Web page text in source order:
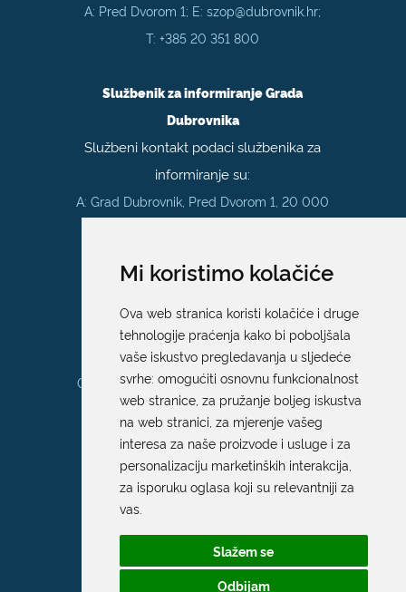
Mi koristimo kolačiće
Ova web stranica koristi kolačiće i druge
tehnologije praćenja kako bi poboljšala
vaše iskustvo pregledavanja u sljedeće
svrhe: omogućiti osnovnu funkcionalnost
web stranice, za pružanje boljeg iskustva
na web stranici za mjerenje vašeg
interesa za naše proizvode i usluge i za
personalizaciju marketinških interakcija
za isporuku oglasa koji su relevantniji za
vas.
Slažem se
Odbijam
A: Pred Dvorom 1; E:szop@dubrovnik.hr;
T:+385 20 351 800
Službenik za informiranje Grada
Dubrovnika
Službeni kontakt podaci službenika za
informiranje su:
A: Grad Dubrovnik, Pred Dvorom 1, 20 000
Ured 205; rad sa strankama za sva
upravna tijela Grada Dubrovnika
Gundulićeva poljana 10, 20000 Dubrovnik
Radno vrijeme sa strankama:
Ponedjeljak – Petak; 9.00 – 12.00 sati
T:+385 20 351 879
Poveznice
Arhiva|Arhiva - natječaji